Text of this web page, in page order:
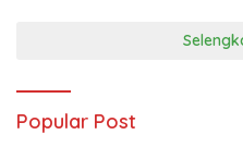
Popular Post